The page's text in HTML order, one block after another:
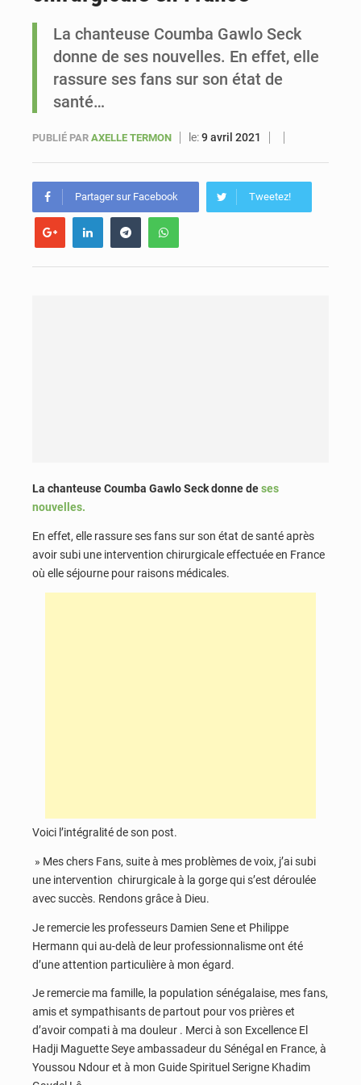
Le vice-président de la Banque mondiale, Ousmane Diagana, est en visite au Sénégal
La chanteuse Coumba Gawlo Seck
donne de ses nouvelles. En effet, elle
rassure ses fans sur son état de
santé…
PUBLIÉ PAR AXELLE TERMON le:9 avril 2021
Partager sur Facebook Tweetez!
La chanteuse Coumba Gawlo Seck donne deses
nouvelles.
En effet, elle rassure ses fans sur son état de santé après
avoir subi une intervention chirurgicale effectuée en France
où elle séjourne pour raisons médicales.
Voici l’intégralité de son post.
» Mes chers Fans, suite à mes problèmes de voix, j’ai subi
une intervention chirurgicale à la gorge qui s’est déroulée
avec succès. Rendons grâce à Dieu.
Je remercie les professeurs Damien Sene et Philippe
Hermann qui au-delà de leur professionnalisme ont été
d’une attention particulière à mon égard.
Je remercie ma famille, la population sénégalaise, mes fans,
amis et sympathisants de partout pour vos prières et
d’avoir compati à ma douleur . Merci à son Excellence El
Hadji Maguette Seye ambassadeur du Sénégal en France, à
Youssou Ndour et à mon Guide Spirituel Serigne Khadim